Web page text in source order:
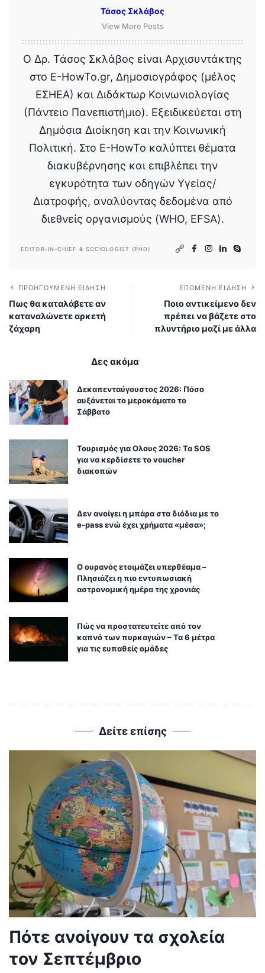
Τάσος Σκλάβος
View More Posts
Ο Δρ. Τάσος Σκλάβος είναι Αρχισυντάκτης
στο E-HowTo.gr, Δημοσιογράφος (μέλος
ΕΣΗΕΑ) και Διδάκτωρ Κοινωνιολογίας
(Πάντειο Πανεπιστήμιο). Εξειδικεύεται στη
Δημόσια Διοίκηση και την Κοινωνική
Πολιτική. Στο E-HowTo καλύπτει θέματα
διακυβέρνησης και επιβλέπει την
εγκυρότητα των οδηγών Υγείας/
Διατροφής, αναλύοντας δεδομένα από
διεθνείς οργανισμούς (WHO, EFSA).
EDITOR-IN-CHIEF & SOCIOLOGIST (PHD)
ΠΡΟΗΓΟΎΜΕΝΗ ΕΊΔΗΣΗ
Πως θα καταλάβετε αν
καταναλώνετε αρκετή
ζάχαρη
ΕΠΌΜΕΝΗ ΕΊΔΗΣΗ
Ποιο αντικείμενο δεν
πρέπει να βάζετε στο
πλυντήριο μαζί με άλλα
Δες ακόμα
Δεκαπενταύγουστος 2026: Πόσο
αυξάνεται το μεροκάματο το
Σάββατο
Τουρισμός για Ολους 2026: Τα SOS
για να κερδίσετε το voucher
διακοπών
Δεν ανοίγει η μπάρα στα διόδια με το
e-pass ενώ έχει χρήματα «μέσα»;
Ο ουρανός ετοιμάζει υπερθέαμα –
Πλησιάζει η πιο εντυπωσιακή
αστρονομική ημέρα της χρονιάς
Πώς να προστατευτείτε από τον
καπνό των πυρκαγιών – Τα 6 μέτρα
για τις ευπαθείς ομάδες
Δείτε επίσης
Πότε ανοίγουν τα σχολεία
τον Σεπτέμβριο